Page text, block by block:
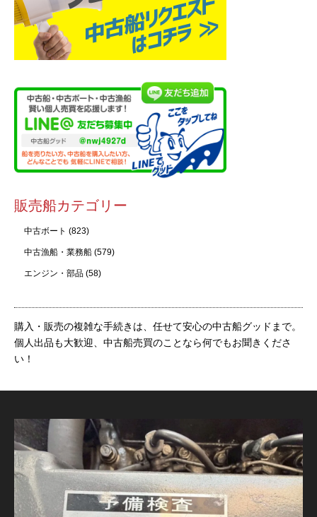
販売船カテゴリー
中古ボート (823)
中古漁船・業務船 (579)
エンジン・部品 (58)
購入・販売の複雑な手続きは、任せて安心の中古船グッドまで。
個人出品も大歓迎、中古船売買のことなら何でもお聞きくださ
い！